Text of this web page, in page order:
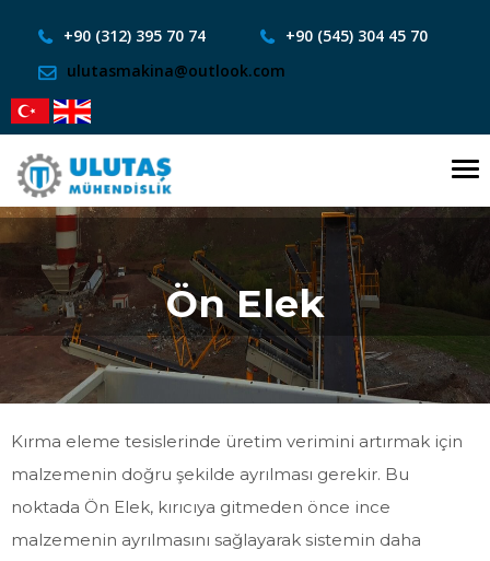
+90 (312) 395 70 74
+90 (545) 304 45 70
ulutasmakina@outlook.com
Ön Elek
Kırma eleme tesislerinde üretim verimini artırmak için
malzemenin doğru şekilde ayrılması gerekir. Bu
noktada Ön Elek, kırıcıya gitmeden önce ince
malzemenin ayrılmasını sağlayarak sistemin daha